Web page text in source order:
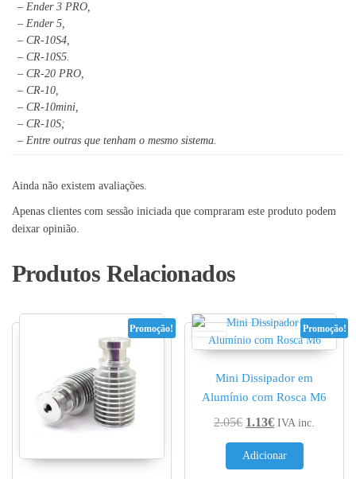
– Ender 3 PRO,
– Ender 5,
– CR-10S4,
– CR-10S5.
– CR-20 PRO,
– CR-10,
– CR-10mini,
– CR-10S;
– Entre outras que tenham o mesmo sistema.
Ainda não existem avaliações.
Apenas clientes com sessão iniciada que compraram este produto podem
deixar opinião.
Produtos Relacionados
Promoção! Promoção!
Mini Dissipador em
Alumínio com Rosca M6
2.05€ O preço original era:
1.13€O preço atual
IVA inc.
Adicionar